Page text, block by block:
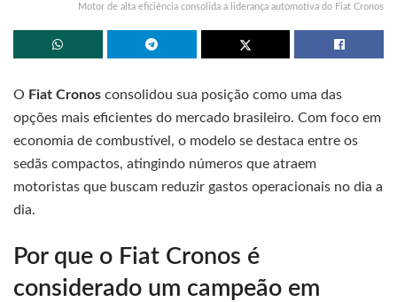
Motor de alta eficiência consolida a liderança automotiva do Fiat Cronos
O Fiat Cronos consolidou sua posição como uma das
opções mais eficientes do mercado brasileiro. Com foco em
economia de combustível, o modelo se destaca entre os
sedãs compactos, atingindo números que atraem
motoristas que buscam reduzir gastos operacionais no dia a
dia.
Por que o Fiat Cronos é
considerado um campeão em